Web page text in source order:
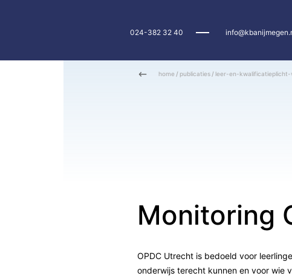
024-382 32 40
home / publicaties/ leer-en-
Monitoring
OPDC Utrecht is bedoeld voor
onderwijs terecht kunnen en voor wie